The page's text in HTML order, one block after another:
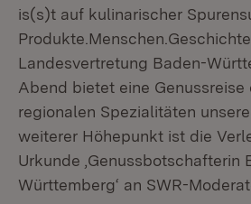
is(s)t auf kulinarischer
Landesvertretung Baden-
Abend bietet eine Genussreise
regionalen Spezialitäten
weiterer Höhepunkt ist die
Urkunde ‚Genussbotschafterin
Württemberg‘ an SWR-